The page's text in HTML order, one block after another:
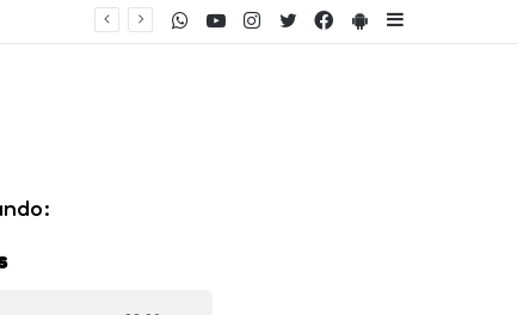
PlayStore
Facebook
Twitter
Instagram
Youtube
WhatsApp